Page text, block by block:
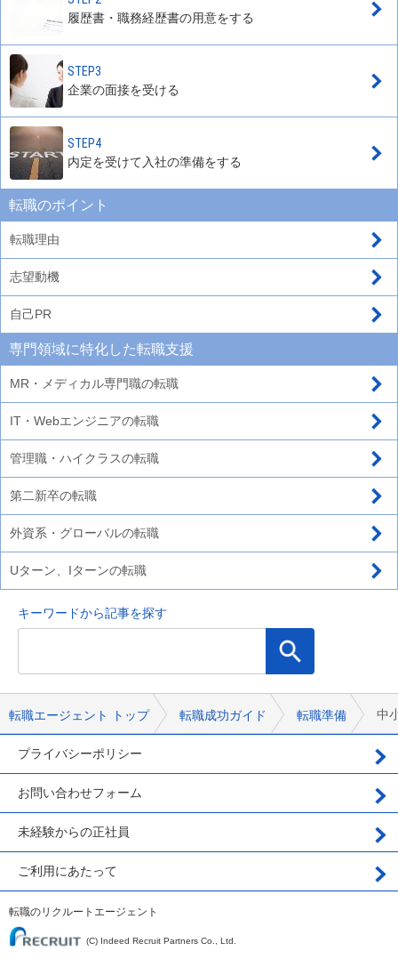
履歴書・職務経歴書の用意をする
STEP3
企業の面接を受ける
STEP4
内定を受けて入社の準備をする
転職のポイント
転職理由
志望動機
自己PR
専門領域に特化した転職支援
MR・メディカル専門職の転職
IT・Webエンジニアの転職
管理職・ハイクラスの転職
第二新卒の転職
外資系・グローバルの転職
Uターン、Iターンの転職
キーワードから記事を探す
転職エージェント トップ 転職成功ガイド 転職準備 中
プライバシーポリシー
お問い合わせフォーム
未経験からの正社員
ご利用にあたって
転職のリクルートエージェント
(C) Indeed Recruit Partners Co., Ltd.